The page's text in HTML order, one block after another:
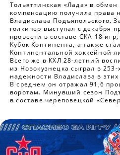
Тольяттинская «Лада» в
компенсацию получила права
Владислава Подъяпольского.
голкипер выступал с декабря
провести в составе СКА 18
Кубок Континента, а также
Континентальной хоккейной
Всего же в КХЛ 28-летний
из Новокузнецка сыграл в
надежности Владислава в
В среднем он отражал 91,6
воротам. Минувший сезон
в составе череповецкой